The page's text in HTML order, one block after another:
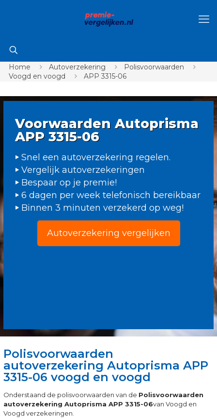
Home Autoverzekering
Polisvoorwaarden
Voogd en voogd
APP 3315-06
Voorwaarden Autoprisma
APP 3315-06
Snel een autoverzekering regelen.
Vergelijk autoverzekeringen
Bespaar op je premie!
6 dagen per week telefonisch bereikbaar
Binnen 3 minuten verzekerd op weg!
Autoverzekering vergelijken
Polisvoorwaarden
autoverzekering Autoprisma APP
3315-06 voogd en voogd
Onderstaand de polisvoorwaarden van de Polisvoorwaarden
autoverzekering Autoprisma APP 3315-06van Voogd en
Voogd verzekeringen.